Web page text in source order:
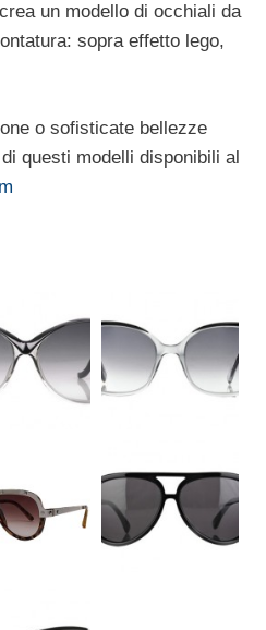
un modello di occhiali da
sopra effetto lego,
o sofisticate bellezze
questi modelli disponibili al